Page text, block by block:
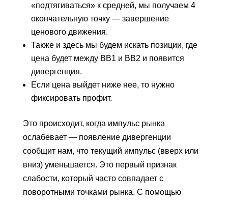
«подтягиваться» к средней, мы получаем 4
окончательную точку — завершение
ценового движения.
Также и здесь мы будем искать позиции, где
цена будет между BB1 и BB2 и появится
дивергенция.
Если цена выйдет ниже нее, то нужно
фиксировать профит.
Это происходит, когда импульс рынка
ослабевает — появление дивергенции
сообщит нам, что текущий импульс (вверх или
вниз) уменьшается. Это первый признак
слабости, который часто совпадает с
поворотными точками рынка. С помощью